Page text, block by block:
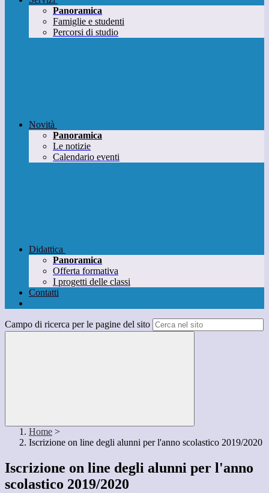
Panoramica
Famiglie e studenti
Percorsi di studio
Novità
Panoramica
Le notizie
Calendario eventi
Didattica
Panoramica
Offerta formativa
I progetti delle classi
Contatti
Campo di ricerca per le pagine del sito
Home >
Iscrizione on line degli alunni per l'anno scolastico 2019/2020
Iscrizione on line degli alunni per l'anno
scolastico 2019/2020